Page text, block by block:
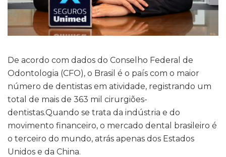
De acordo com dados do Conselho Federal de
Odontologia (CFO), o Brasil é o país com o maior
número de dentistas em atividade, registrando um
total de mais de 363 mil cirurgiões-
dentistas.Quando se trata da indústria e do
movimento financeiro, o mercado dental brasileiro é
o terceiro do mundo, atrás apenas dos Estados
Unidos e da China.